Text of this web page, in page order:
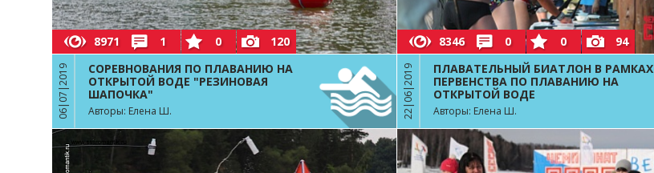
8971 1 0 120
06|07|2019
СОРЕВНОВАНИЯ ПО ПЛАВАНИЮ НА
ОТКРЫТОЙ ВОДЕ "РЕЗИНОВАЯ
ШАПОЧКА"
Авторы: Елена Ш.
8346 0 0 94
22|06|2019
ПЛАВАТЕЛЬНЫЙ БИАТЛОН В РАМКАХ
ПЕРВЕНСТВА ПО ПЛАВАНИЮ НА
ОТКРЫТОЙ ВОДЕ
Авторы: Елена Ш.